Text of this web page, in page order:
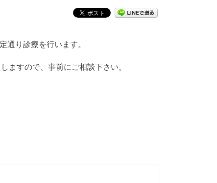
通り診療を行います。
ますので、事前にご相談下さい。